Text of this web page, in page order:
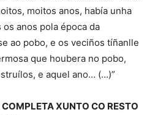
moitos anos, había unha
anos pola época da
ao pobo, e os veciños tíñanlle
que houbera no pobo,
e aquel ano… (…)”
XUNTO CO RESTO